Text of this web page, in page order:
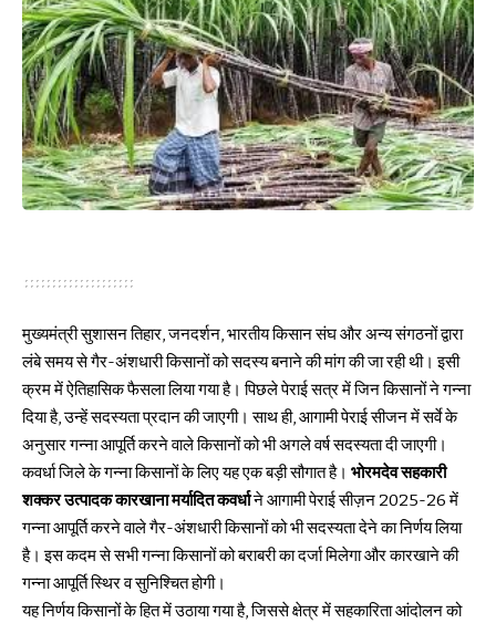
मुख्यमंत्री सुशासन तिहार, जनदर्शन, भारतीय किसान संघ और अन्य संगठनों द्वारा
लंबे समय से गैर-अंशधारी किसानों को सदस्य बनाने की मांग की जा रही थी। इसी
क्रम में ऐतिहासिक फैसला लिया गया है। पिछले पेराई सत्र में जिन किसानों ने गन्ना
दिया है, उन्हें सदस्यता प्रदान की जाएगी। साथ ही, आगामी पेराई सीजन में सर्वे के
अनुसार गन्ना आपूर्ति करने वाले किसानों को भी अगले वर्ष सदस्यता दी जाएगी।
कवर्धा जिले के गन्ना किसानों के लिए यह एक बड़ी सौगात है। भोरमदेव सहकारी
शक्कर उत्पादक कारखाना मर्यादित कवर्धाने आगामी पेराई सीज़न 2025-26 में
गन्ना आपूर्ति करने वाले गैर-अंशधारी किसानों को भी सदस्यता देने का निर्णय लिया
है। इस कदम से सभी गन्ना किसानों को बराबरी का दर्जा मिलेगा और कारखाने की
गन्ना आपूर्ति स्थिर व सुनिश्चित होगी।
यह निर्णय किसानों के हित में उठाया गया है, जिससे क्षेत्र में सहकारिता आंदोलन को